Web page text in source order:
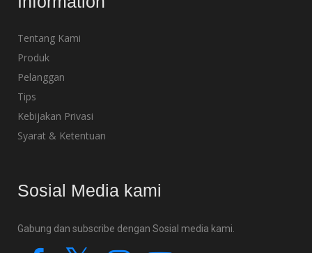
Tentang Kami
Produk
Pelanggan
Tips
Kebijakan Privasi
Syarat & Ketentuan
Sosial Media kami
Gabung dan subscribe dengan Sosial media kami.